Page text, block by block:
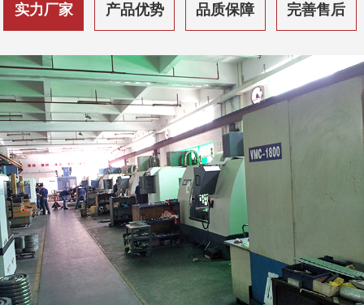
实力厂家 产品优势 品质保障 完善售后